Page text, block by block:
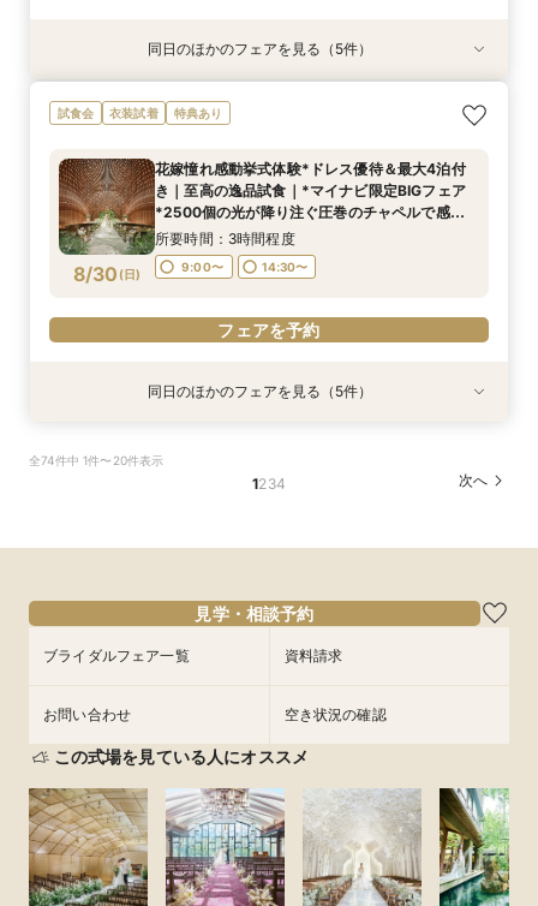
衣装試着 特典あり
8/29(土)
トレンド花嫁注目◎和装も映える上質ホテル2泊
付&3万試食
9:00〜 14:30〜
フェアを予約
衣装試着 特典あり
8/29(土)
おもてなし重視｜1ミシュランキー★選出×ホテル
コース2万円体験
9:00〜 14:30〜
フェアを予約
衣装試着 特典あり
8/29(土)
2軒目以降見学なら*日程＆見積りクイック相談
挙式体験・試食付
9:00〜 14:30〜
フェアを予約
衣装試着 特典あり
8/29(土)
【初めて見学】卒花人気チャペル＆貸切体験｜2
泊3日丸わかり相談会
9:00〜 14:30〜
フェアを予約
衣装試着 特典あり
8/29(土)
即決なし*何も決まって無くてOK!ホテルで貸切
W体験＆豪華試食
9:00〜 14:30〜
フェアを予約
同日のほかのフェアを見る（5件）
試食会 衣装試着 特典あり
8/30 (日)
花嫁憧れ感動挙式体験*ドレス優待＆最大4泊付
き｜至高の逸品試食｜*マイナビ限定BIGフェア
*2500個の光が降り注ぐ圧巻のチャペルで感動
挙式体験ができるフェア。上質ホテル最大4泊特
典プレゼント！
所要時間：3時間程度
9:00〜 14:30〜
フェアを予約
衣装試着 特典あり
8/30
付&3万試食
フェアを予約
衣装試着 特典あり
8/30
コース2万円体験
フェアを予約
衣装試着 特典あり
8/30
挙式体験・試食付
フェアを予約
衣装試着 特典あり
8/30
W体験＆豪華試食
フェアを予約
衣装試着 特典あり
8/30
心見学&2万円試食
フェアを予約
同日のほかのフェアを見る（5件）
全74件中 1件〜20件表示
1234 次へ
見学・相談予約
ブライダルフェア一覧 資料請求
お問い合わせ 空き状況の確認
この式場を見ている人にオススメ